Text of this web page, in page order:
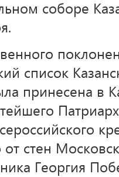
соборе
список
принесена в
от стен
Георгия